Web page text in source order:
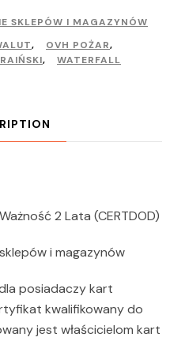
SKLEPÓW I MAGAZYNÓW
, OVH POŻAR,
, WATERFALL
2 Lata (CERTDOD)
i magazynów
posiadaczy kart
kwalifikowany do
jest właścicielom kart